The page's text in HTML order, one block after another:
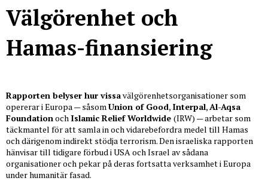
Välgörenhet och
Hamas-finansiering
Rapporten belyser hur vissavälgörenhetsorganisationer som
opererar i Europa — såsomUnion of Good, Interpal,Al-Aqsa
Foundationoch Islamic Relief Worldwide (IRW) — arbetar som
täckmantel för att samla in och vidarebefordra medel till Hamas
och därigenom indirekt stödja terrorism. Den israeliska rapporten
hänvisar till tidigare förbud i USA och Israel av sådana
organisationer och pekar på deras fortsatta verksamhet i Europa
under humanitär fasad.